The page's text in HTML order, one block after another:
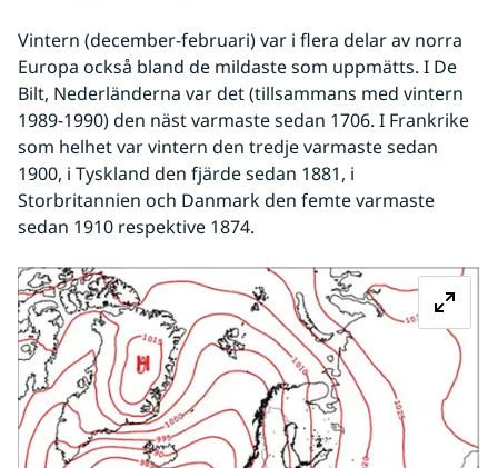
Vintern (december-februari) var i flera delar av norra
Europa också bland de mildaste som uppmätts. I De
Bilt, Nederländerna var det (tillsammans med vintern
1989-1990) den näst varmaste sedan 1706. I Frankrike
som helhet var vintern den tredje varmaste sedan
1900, i Tyskland den fjärde sedan 1881, i
Storbritannien och Danmark den femte varmaste
sedan 1910 respektive 1874.